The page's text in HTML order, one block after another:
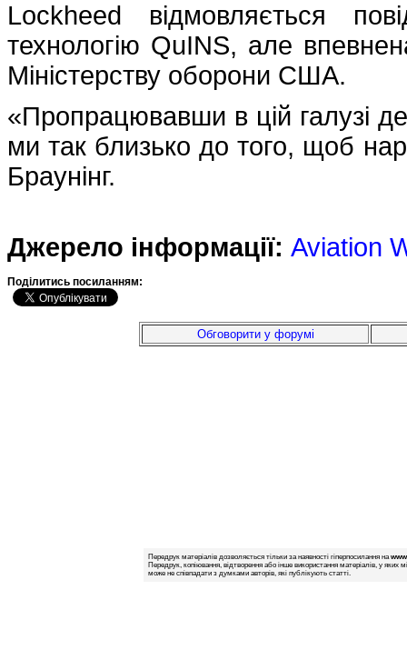
Lockheed відмовляється
технологію QuINS, але
Міністерству оборони США.
«Пропрацювавши в цій галузі
ми так близько до того, щоб
Браунінг.
Джерело інформації: Aviation
Подiлитись посиланням:
Обговорити у форумі
Передрук матеріалів дозволяється тільки за наявності гіперпосилання на
Передрук, копіювання, відтворення або інше використання матеріалів, у яких
може не співпадати з думками авторів, які публікують статті.